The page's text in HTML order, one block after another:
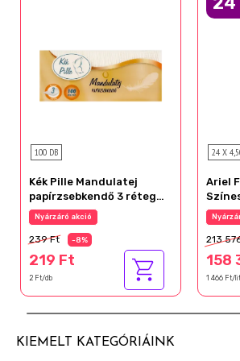
100 DB
Kék Pille Mandulatej
papírzsebkendő 3 réteg
100 db
Nyárzáró akció
239 Ft -8%
219 Ft
2 Ft/db
24 X
Ariel
100
213
158
1 466 Ft/
KIEMELT KATEGÓRIÁINK